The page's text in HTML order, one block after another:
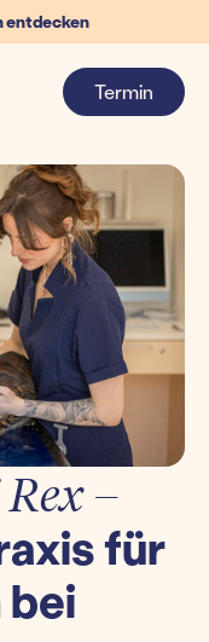
entdecken
Termin
–
für
bei